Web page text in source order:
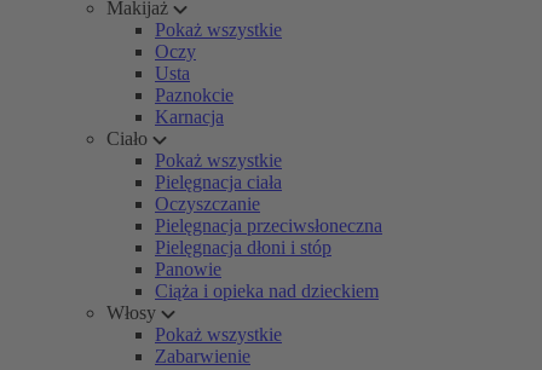
Makijaż
Pokaż wszystkie
Oczy
Usta
Paznokcie
Karnacja
Ciało
Pokaż wszystkie
Pielęgnacja ciała
Oczyszczanie
Pielęgnacja przeciwsłoneczna
Pielęgnacja dłoni i stóp
Panowie
Ciąża i opieka nad dzieckiem
Włosy
Pokaż wszystkie
Zabarwienie